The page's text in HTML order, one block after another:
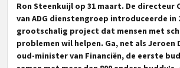
Ron Steenkuijl op 31 maart. De directeur
van ADG dienstengroep introduceerde in
grootschalig project dat mensen met
problemen wil helpen. Ga, net als Jeroen
oud-minister van Financiën, de eerste